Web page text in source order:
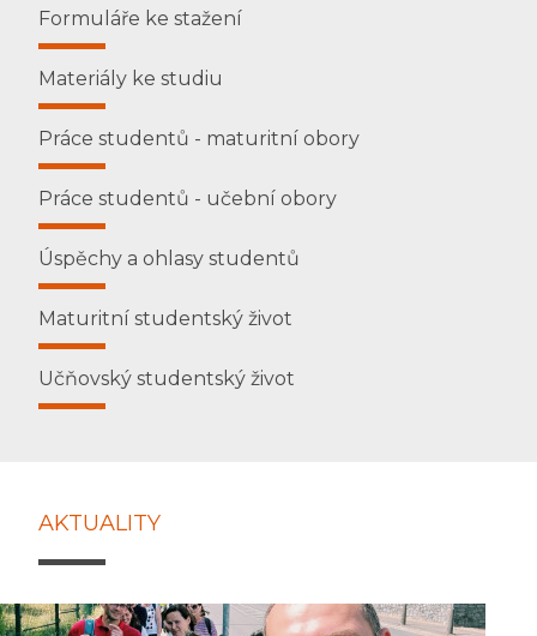
Formuláře ke stažení
Materiály ke studiu
Práce studentů - maturitní obory
Práce studentů - učební obory
Úspěchy a ohlasy studentů
Maturitní studentský život
Učňovský studentský život
AKTUALITY